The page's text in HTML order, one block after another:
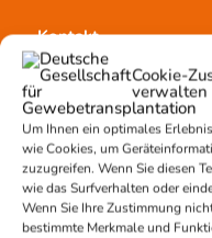
Cookie-
verwalten
Um Ihnen ein optimales
wie Cookies, um
zuzugreifen. Wenn Sie diesen
wie das Surfverhalten oder
Wenn Sie Ihre Zustimmung
bestimmte Merkmale und
Kontakt
Team Hannover
Spendestandorte
Vermittlungsstelle